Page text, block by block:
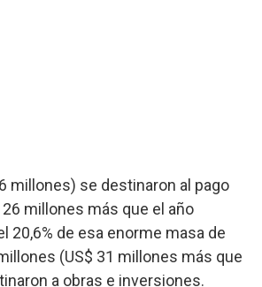
millones) se destinaron al pago
26 millones más que el año
20,6% de esa enorme masa de
(US$ 31 millones más que
a obras e inversiones.